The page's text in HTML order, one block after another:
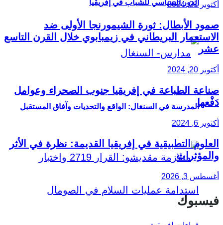
الدور السياسي للشباب في إفريقيا
المدرسة في السنغال: الواقع والتحديات وآفاق المستقبل
أكتوبر 21, 2024
صمود الأبطال: ثورة الشيمورنجا الأولى ضد
الاستعمار البريطاني في زيمبابوي خلال القرن التاسع
عشر
أكتوبر 20, 2024
صناعة الطباعة في إفريقيا جنوب الصحراء وعوامل
دَفْعها
أكتوبر 6, 2024
العلوم التطبيقية في إفريقيا القديمة: نظرة في الأثر
والمؤثرات
أغسطس 3, 2026
فيسبوك